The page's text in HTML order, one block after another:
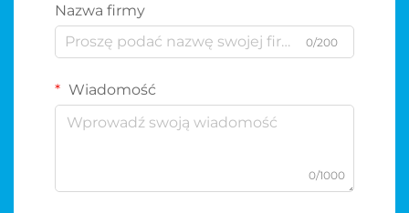
Nazwa firmy
0/200
Wiadomość
0/1000